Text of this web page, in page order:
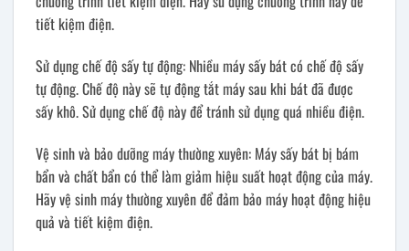
tiết kiệm điện.
Sử dụng chế độ sấy tự động: Nhiều máy sấy bát có chế độ sấy
tự động. Chế độ này sẽ tự động tắt máy sau khi bát đã được
sấy khô. Sử dụng chế độ này để tránh sử dụng quá nhiều điện.
Vệ sinh và bảo dưỡng máy thường xuyên: Máy sấy bát bị bám
bẩn và chất bẩn có thể làm giảm hiệu suất hoạt động của máy.
Hãy vệ sinh máy thường xuyên để đảm bảo máy hoạt động hiệu
quả và tiết kiệm điện.